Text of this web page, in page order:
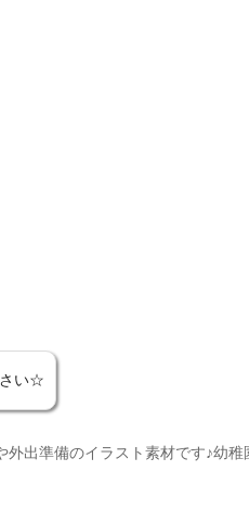
い☆
出準備のイラスト素材です♪幼